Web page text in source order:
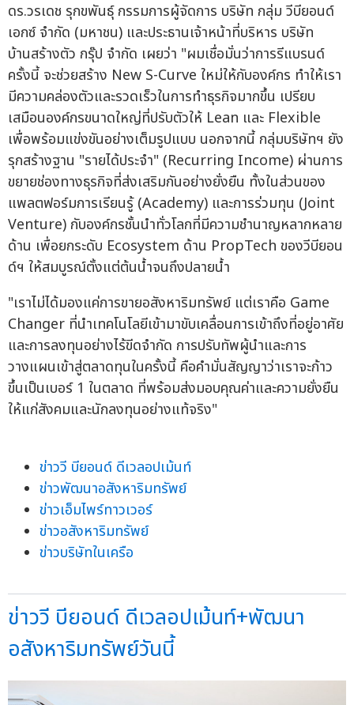
ดร.วรเดช รุกขพันธุ์ กรรมการผู้จัดการ บริษัท กลุ่ม วีบียอนด์
เอกซ์ จำกัด (มหาชน) และประธานเจ้าหน้าที่บริหาร บริษัท
บ้านสร้างตัว กรุ๊ป จำกัด เผยว่า "ผมเชื่อมั่นว่าการรีแบรนด์
ครั้งนี้ จะช่วยสร้าง New S-Curve ใหม่ให้กับองค์กร ทำให้เรา
มีความคล่องตัวและรวดเร็วในการทำธุรกิจมากขึ้น เปรียบ
เสมือนองค์กรขนาดใหญ่ที่ปรับตัวให้ Lean และ Flexible
เพื่อพร้อมแข่งขันอย่างเต็มรูปแบบ นอกจากนี้ กลุ่มบริษัทฯ ยัง
รุกสร้างฐาน "รายได้ประจำ" (Recurring Income) ผ่านการ
ขยายช่องทางธุรกิจที่ส่งเสริมกันอย่างยั่งยืน ทั้งในส่วนของ
แพลตฟอร์มการเรียนรู้ (Academy) และการร่วมทุน (Joint
Venture) กับองค์กรชั้นนำทั่วโลกที่มีความชำนาญหลากหลาย
ด้าน เพื่อยกระดับ Ecosystem ด้าน PropTech ของวีบียอน
ด์ฯ ให้สมบูรณ์ตั้งแต่ต้นน้ำจนถึงปลายน้ำ
"เราไม่ได้มองแค่การขายอสังหาริมทรัพย์ แต่เราคือ Game
Changer ที่นำเทคโนโลยีเข้ามาขับเคลื่อนการเข้าถึงที่อยู่อาศัย
และการลงทุนอย่างไร้ขีดจำกัด การปรับทัพผู้นำและการ
วางแผนเข้าสู่ตลาดทุนในครั้งนี้ คือคำมั่นสัญญาว่าเราจะก้าว
ขึ้นเป็นเบอร์ 1 ในตลาด ที่พร้อมส่งมอบคุณค่าและความยั่งยืน
ให้แก่สังคมและนักลงทุนอย่างแท้จริง"
ข่าววี บียอนด์ ดีเวลอปเม้นท์
ข่าวพัฒนาอสังหาริมทรัพย์
ข่าวเอ็มไพร์ทาวเวอร์
ข่าวอสังหาริมทรัพย์
ข่าวบริษัทในเครือ
ข่าววี บียอนด์ ดีเวลอปเม้นท์+พัฒนา
อสังหาริมทรัพย์วันนี้